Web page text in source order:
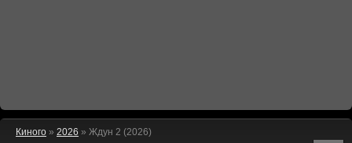
Киного » 2026 » Ждун 2 (2026)